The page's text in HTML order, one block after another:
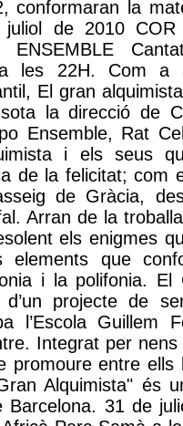
conformaran la
de 2010 COR
ENSEMBLE
les 22H. Com a
El gran
la direcció de
Ensemble, Rat
i els seus
de la felicitat; com
de Gràcia,
Arran de la
els enigmes
elements que
i la polifonia.
projecte de
l’Escola Guillem
Integrat per
promoure entre
Alquimista" és
Barcelona. 31 de